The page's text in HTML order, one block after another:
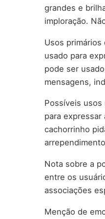
grandes e
imploração.
Usos
usado para
pode ser
mensagens,
Possíveis usos
para
cachorrinho
Nota sobre a
entre os
associações
Menção de